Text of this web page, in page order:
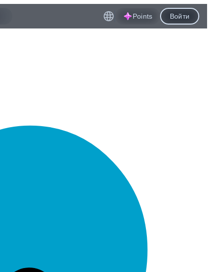
Points Войти